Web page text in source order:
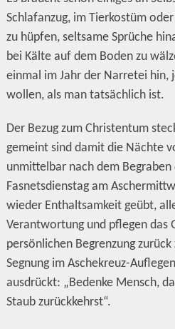
Schlafanzug, im Tierkostüm
zu hüpfen, seltsame Sprüche
bei Kälte auf dem Boden zu
einmal im Jahr der Narretei hin,
wollen, als man tatsächlich ist.
Der Bezug zum Christentum
gemeint sind damit die Nächte
unmittelbar nach dem Begraben
Fasnetsdienstag am
wieder Enthaltsamkeit geübt,
Verantwortung und pflegen das
persönlichen Begrenzung
Segnung im Aschekreuz-
ausdrückt: „Bedenke Mensch,
Staub zurückkehrst“.